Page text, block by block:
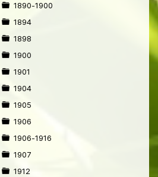
1890-1900
1894
1898
1900
1901
1904
1905
1906
1906-1916
1907
1912